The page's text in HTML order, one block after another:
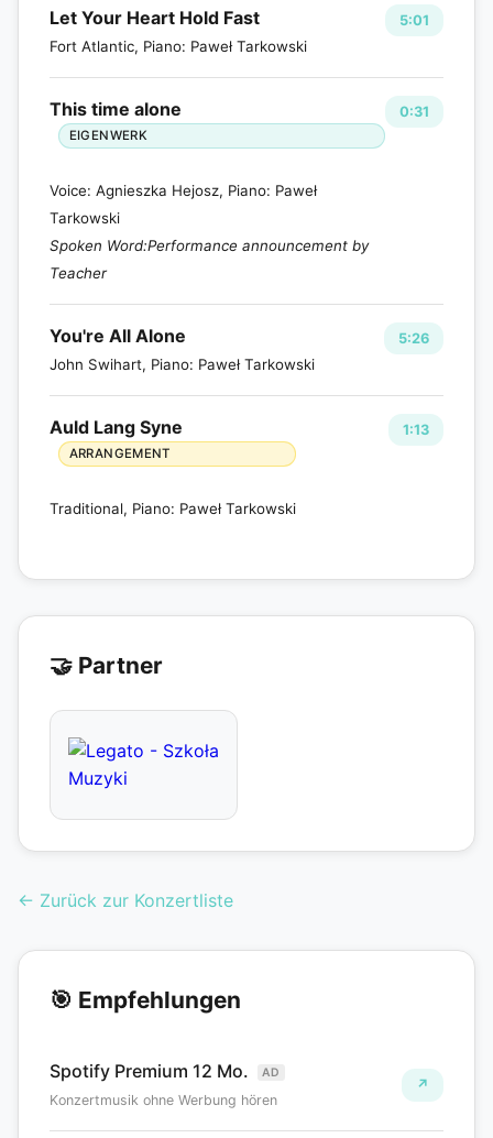
Let Your Heart Hold Fast
Fort Atlantic, Piano: Paweł Tarkowski
5:01
This time alone
EIGENWERK
Voice: Agnieszka Hejosz, Piano: Paweł
Tarkowski
Spoken Word:Performance announcement by
Teacher
0:31
You're All Alone
John Swihart, Piano: Paweł Tarkowski
5:26
Auld Lang Syne
ARRANGEMENT
Traditional, Piano: Paweł Tarkowski
1:13
🤝 Partner
← Zurück zur Konzertliste
🎯 Empfehlungen
Spotify Premium 12 Mo. AD
Konzertmusik ohne Werbung hören
↗